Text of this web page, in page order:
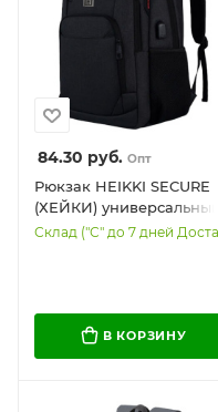
84.30 руб. Опт
Рюкзак HEIKKI SECURE
(ХЕЙКИ) универсальный,
2 отделения, отделение
Склад ("С" до 7 дней
В КОРЗИНУ